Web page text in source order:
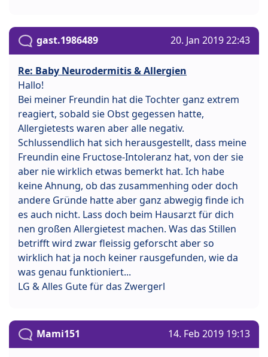
gast.1986489 20. Jan 2019 22:43
Re: Baby Neurodermitis & Allergien
Hallo!
Bei meiner Freundin hat die Tochter ganz extrem
reagiert, sobald sie Obst gegessen hatte,
Allergietests waren aber alle negativ.
Schlussendlich hat sich herausgestellt, dass meine
Freundin eine Fructose-Intoleranz hat, von der sie
aber nie wirklich etwas bemerkt hat. Ich habe
keine Ahnung, ob das zusammenhing oder doch
andere Gründe hatte aber ganz abwegig finde ich
es auch nicht. Lass doch beim Hausarzt für dich
nen großen Allergietest machen. Was das Stillen
betrifft wird zwar fleissig geforscht aber so
wirklich hat ja noch keiner rausgefunden, wie da
was genau funktioniert...
LG & Alles Gute für das Zwergerl
Mami151 14. Feb 2019 19:13